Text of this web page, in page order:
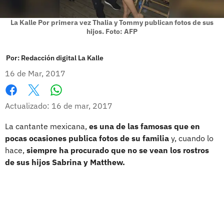
La Kalle Por primera vez Thalia y Tommy publican fotos de sus
hijos. Foto: AFP
Por: Redacción digital La Kalle
16 de Mar, 2017
Facebook
X
Actualizado: 16 de mar, 2017
La cantante mexicana, es una de las famosas que en
pocas ocasiones publica fotos de su familia y, cuando lo
hace, siempre ha procurado que no se vean los rostros
de sus hijos Sabrina y Matthew.